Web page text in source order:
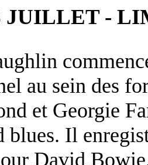
-
au sein des
et Georgie
blues. Il
David